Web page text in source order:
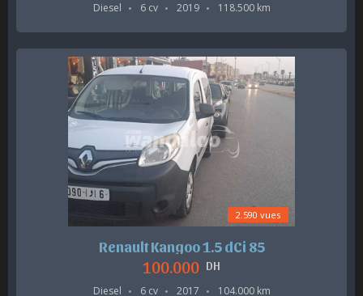
Diesel 6 cv 2019 118.500 km
2.590 vues
Renault Kangoo 1.5 dCi 85
100.000 DH
Diesel 6 cv 2017 104.000 km